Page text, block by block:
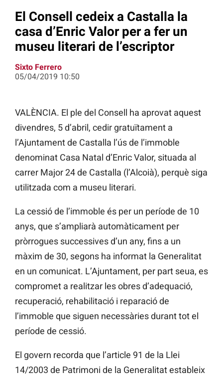
El Consell cedeix a Castalla la
casa d’Enric Valor per a fer un
museu literari de l’escriptor
Sixto Ferrero
05/04/2019 10:50
VALÈNCIA. El ple del Consell ha aprovat aquest
divendres, 5 d’abril, cedir gratuïtament a
l’Ajuntament de Castalla l’ús de l’immoble
denominat Casa Natal d’Enric Valor, situada al
carrer Major 24 de Castalla (l’Alcoià), perquè siga
utilitzada com a museu literari.
La cessió de l’immoble és per un període de 10
anys, que s’ampliarà automàticament per
pròrrogues successives d’un any, fins a un
màxim de 30, segons ha informat la Generalitat
en un comunicat. L’Ajuntament, per part seua, es
compromet a realitzar les obres d’adequació,
recuperació, rehabilitació i reparació de
l’immoble que siguen necessàries durant tot el
període de cessió.
El govern recorda que l’article 91 de la Llei
14/2003 de Patrimoni de la Generalitat estableix